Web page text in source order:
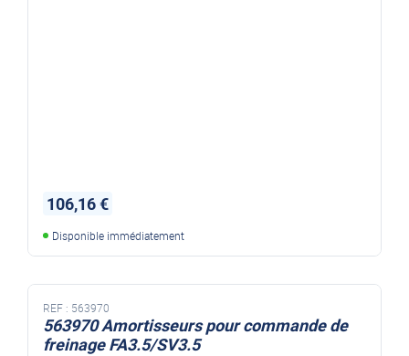
106,16 €
Disponible immédiatement
REF : 563970
563970 Amortisseurs pour commande de
freinage FA3.5/SV3.5